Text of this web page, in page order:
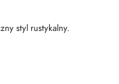
styl rustykalny.